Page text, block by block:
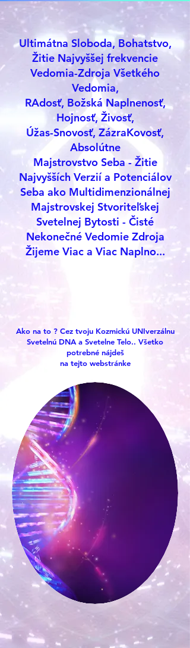
Ultimátna Sloboda, Bohatstvo,
Žitie Najvyššej frekvencie
Vedomia-Zdroja Všetkého
Vedomia,
RAdosť, Božská Naplnenosť,
Hojnosť, Živosť,
Úžas-Snovosť, ZázraKovosť,
Absolútne
Majstrovstvo Seba - Žitie
Najvyšších Verzií a Potenciálov
Seba ako Multidimenzionálnej
Majstrovskej Stvoriteľskej
Svetelnej Bytosti - Čisté
Nekonečné Vedomie Zdroja
Žijeme Viac a Viac Naplno...
Ako na to ? Cez tvoju Kozmickú UNIverzálnu
Svetelnú DNA a Svetelne Telo.. Všetko
potrebné nájdeš
na tejto webstránke